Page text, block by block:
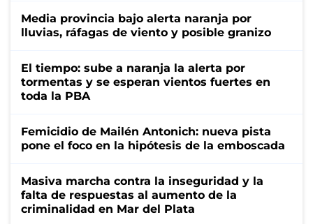
Media provincia bajo alerta naranja por
lluvias, ráfagas de viento y posible granizo
El tiempo: sube a naranja la alerta por
tormentas y se esperan vientos fuertes en
toda la PBA
Femicidio de Mailén Antonich: nueva pista
pone el foco en la hipótesis de la emboscada
Masiva marcha contra la inseguridad y la
falta de respuestas al aumento de la
criminalidad en Mar del Plata